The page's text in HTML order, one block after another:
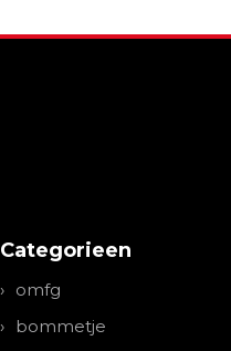
Categorieen
omfg
bommetje